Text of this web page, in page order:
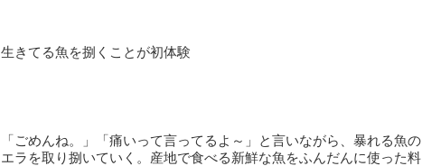
生きてる魚を捌くことが初体験
「ごめんね。」「痛いって言ってるよ～」と言いながら、暴れる魚の
エラを取り捌いていく。産地で食べる新鮮な魚をふんだんに使った料